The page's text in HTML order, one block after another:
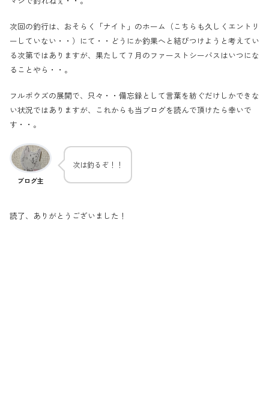
次回の釣行は、おそらく「ナイト」のホーム（こちらも久しくエントリ
ーしていない・・）にて・・どうにか釣果へと結びつけようと考えてい
る次第ではありますが、果たして７月のファーストシーバスはいつにな
ることやら・・。
フルボウズの展開で、只々・・備忘録として言葉を紡ぐだけしかできな
い状況ではありますが、これからも当ブログを読んで頂けたら幸いで
す・・。
ブログ主
次は釣るぞ！！
読了、ありがとうございました！